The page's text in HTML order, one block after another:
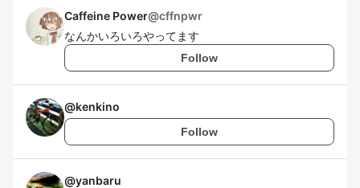
Caffeine Power@cffnpwr
なんかいろいろやってます
Follow
@kenkino
Follow
@yanbaru